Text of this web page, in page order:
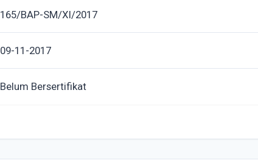
165/BAP-SM/XI/2017
09-11-2017
Belum Bersertifikat